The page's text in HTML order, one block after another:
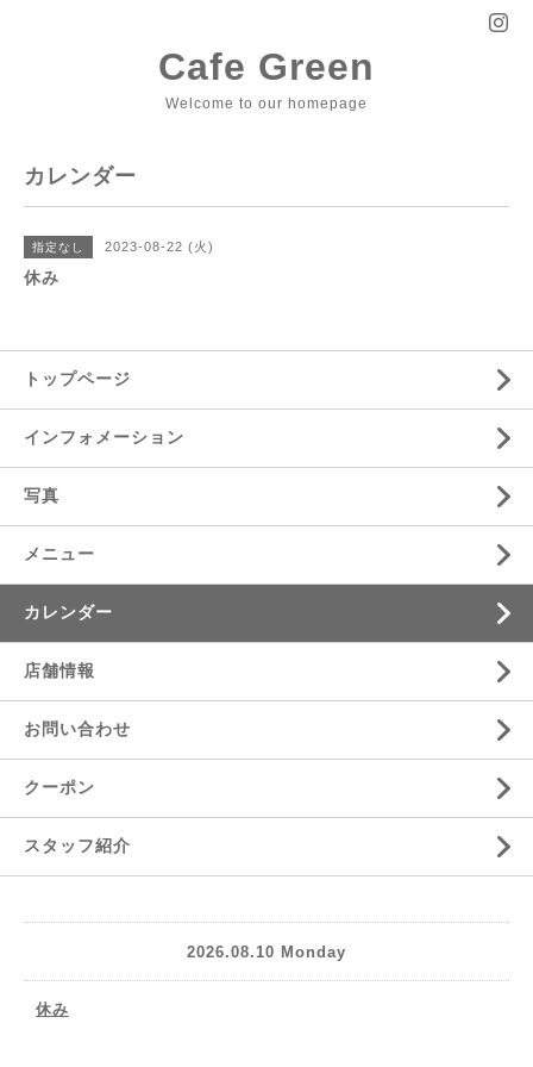
Cafe Green
Welcome to our homepage
カレンダー
指定なし 2023-08-22 (火)
休み
トップページ
インフォメーション
写真
メニュー
カレンダー
店舗情報
お問い合わせ
クーポン
スタッフ紹介
2026.08.10 Monday
休み